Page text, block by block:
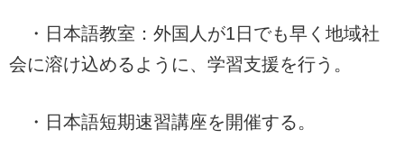
・日本語教室：外国人が1日でも早く地域社
会に溶け込めるように、学習支援を行う。
・日本語短期速習講座を開催する。